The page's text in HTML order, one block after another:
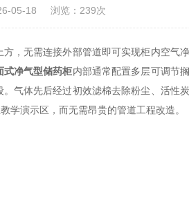
05-18 浏览：239次
无需连接外部管道即可实现柜内空气
式净气型储药柜内部通常配置多层可调节
气体先后经过初效滤棉去除粉尘、活性
学演示区，而无需昂贵的管道工程改造。